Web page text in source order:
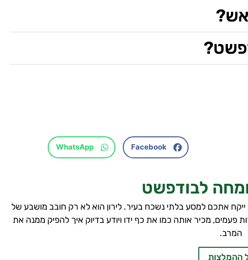
Facebook
WhatsApp
לבודפשט
של בודפשט עם למעלה מ-12 שנות ניסיון, ייקח אתכם למסע בלתי נשכח בעיר. לירון הוא לא רק חובב מושבע של
פעמים, מכיר אותה כמו את כף ידו ויודע בדיוק איך להפיק ממנה את
המרב.
ההמלצות